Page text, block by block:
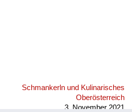
Schmankerln und Kulinarisches
Oberösterreich
3. November 2021